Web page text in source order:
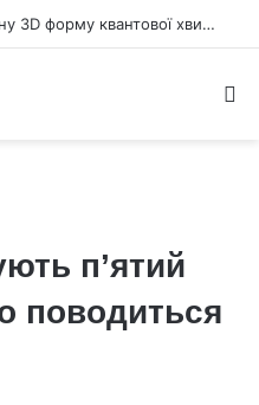
Фізики відтворили приховану 3D форму квантової хвильової функції
п’ятий
поводиться